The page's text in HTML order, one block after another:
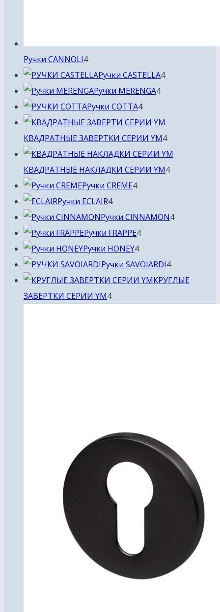
Ручки CANNOLI44
товара
Ручки CASTELLA44
Ручки MERENGA44
Ручки COTTA44
товара
КВАДРАТНЫЕ ЗАВЕРТКИ СЕРИИ YM44
товара
КВАДРАТНЫЕ НАКЛАДКИ СЕРИИ YM44
Ручки CREME44
Ручки ECLAIR44
товара
Ручки CINNAMON44
Ручки FRAPPE44
Ручки HONEY44
товара
Ручки SAVOIARDI44
товара
КРУГЛЫЕ
ЗАВЕРТКИ СЕРИИ YM44